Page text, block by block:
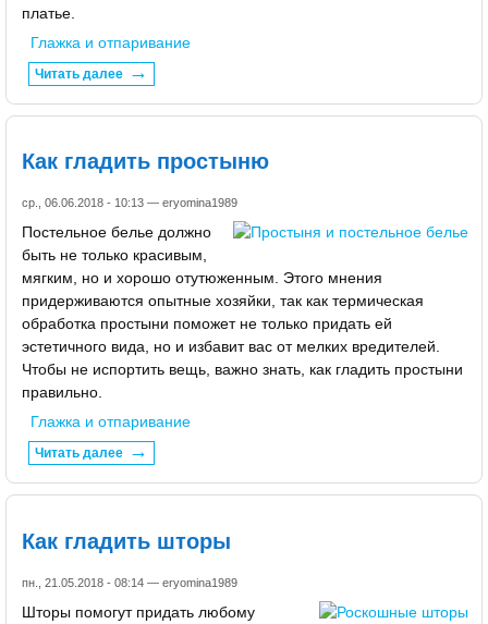
платье.
Глажка и отпаривание
Читать далее
Как гладить простыню
ср., 06.06.2018 - 10:13 — eryomina1989
Постельное белье должно
быть не только красивым,
мягким, но и хорошо отутюженным. Этого мнения
придерживаются опытные хозяйки, так как термическая
обработка простыни поможет не только придать ей
эстетичного вида, но и избавит вас от мелких вредителей.
Чтобы не испортить вещь, важно знать, как гладить простыни
правильно.
Глажка и отпаривание
Читать далее
Как гладить шторы
пн., 21.05.2018 - 08:14 — eryomina1989
Шторы помогут придать любому